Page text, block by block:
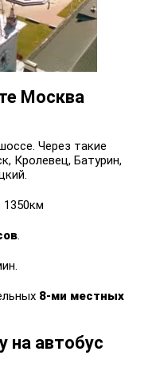
Москва
Через такие
Кролевец, Батурин,
1350км
.
8-ми местных
на автобус